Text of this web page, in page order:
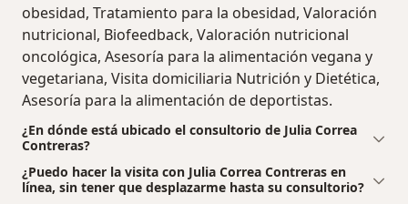
obesidad, Tratamiento para la obesidad, Valoración
nutricional, Biofeedback, Valoración nutricional
oncológica, Asesoría para la alimentación vegana y
vegetariana, Visita domiciliaria Nutrición y Dietética,
Asesoría para la alimentación de deportistas.
¿En dónde está ubicado el consultorio de Julia Correa
Contreras?
¿Puedo hacer la visita con Julia Correa Contreras en
línea, sin tener que desplazarme hasta su consultorio?